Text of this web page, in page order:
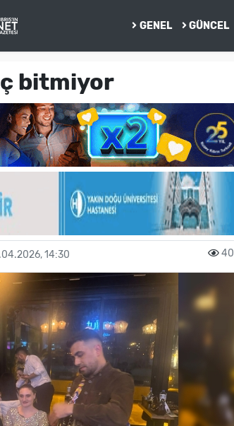
GENEL GÜNCEL
bitmiyor
14:30 40